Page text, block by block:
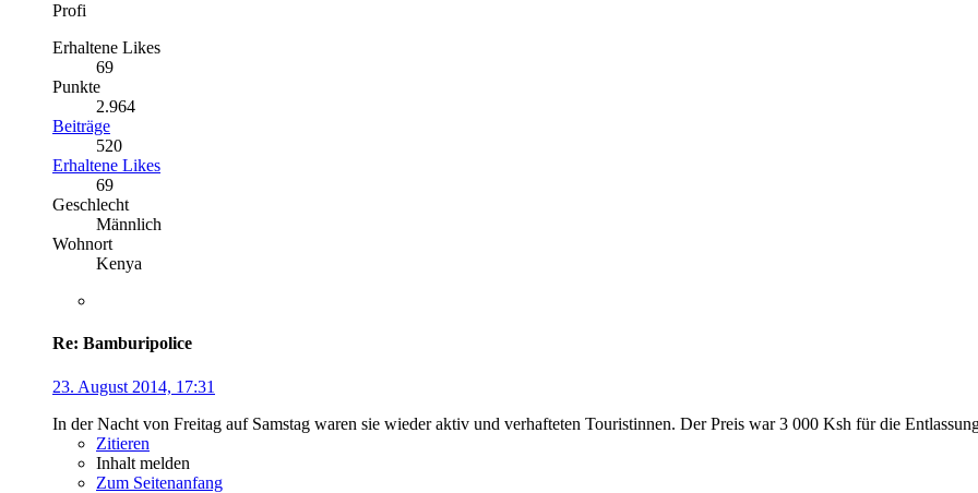
Profi
Erhaltene Likes
69
Punkte
2.964
Beiträge
520
Erhaltene Likes
69
Geschlecht
Männlich
Wohnort
Kenya
Re: Bamburipolice
23. August 2014, 17:31
In der Nacht von Freitag auf Samstag waren sie wieder aktiv und verhafteten Touristinnen. Der Preis war 3 000 Ksh für die
Zitieren
Inhalt melden
Zum Seitenanfang